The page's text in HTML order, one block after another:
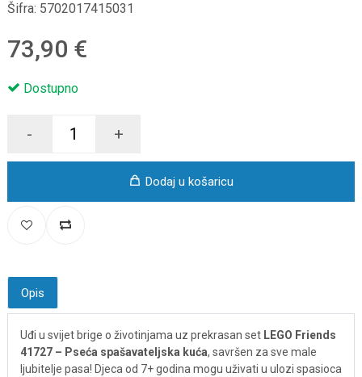
Šifra: 5702017415031
73,90 €
Dostupno
- +
Dodaj u košaricu
Opis
Uđi u svijet brige o životinjama uz prekrasan set LEGO Friends
41727 – Pseća spašavateljska kuća, savršen za sve male
ljubitelje pasa! Djeca od 7+ godina mogu uživati u ulozi spasioca